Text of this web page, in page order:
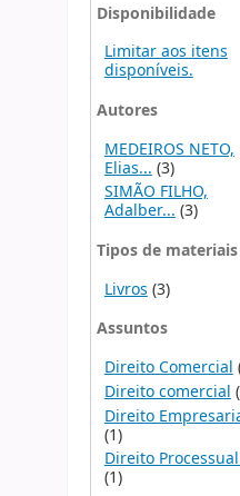
Disponibilidade
Limitar aos itens
disponíveis.
Autores
MEDEIROS NETO,
Elias... (3)
SIMÃO FILHO,
Adalber...(3)
Tipos de materiais
Livros (3)
Assuntos
Direito Comercial
Direito comercial
Direito
(1)
Direito
(1)